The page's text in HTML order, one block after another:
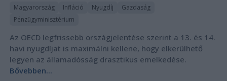
Magyarország Infláció Nyugdíj
Gazdaság
Pénzügyminisztérium
Az OECD legfrissebb országjelentése szerint a 13. és 14.
havi nyugdíjat is maximálni kellene, hogy elkerülhető
legyen az államadósság drasztikus emelkedése.
Bővebben...